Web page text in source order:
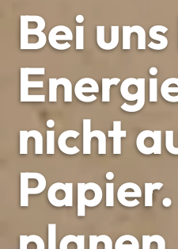
Bei
nicht